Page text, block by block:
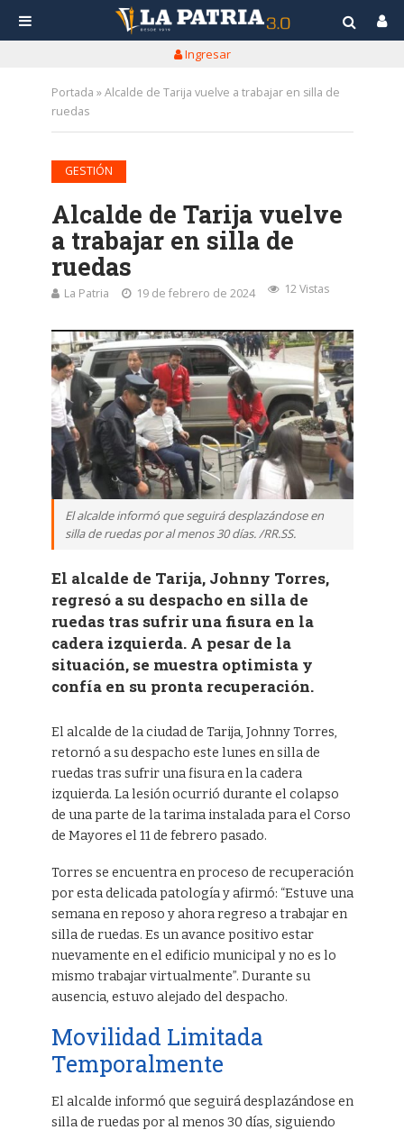
Ingresar
Portada »Alcalde de Tarija vuelve a trabajar en silla de
ruedas
GESTIÓN
Alcalde de Tarija vuelve
a trabajar en silla de
ruedas
La Patria 19 de febrero de 2024 12 Vistas
El alcalde informó que seguirá desplazándose en
silla de ruedas por al menos 30 días. /RR.SS.
El alcalde de Tarija, Johnny Torres,
regresó a su despacho en silla de
ruedas tras sufrir una fisura en la
cadera izquierda. A pesar de la
situación, se muestra optimista y
confía en su pronta recuperación.
El alcalde de la ciudad de Tarija, Johnny Torres,
retornó a su despacho este lunes en silla de
ruedas tras sufrir una fisura en la cadera
izquierda. La lesión ocurrió durante el colapso
de una parte de la tarima instalada para el Corso
de Mayores el 11 de febrero pasado.
Torres se encuentra en proceso de recuperación
por esta delicada patología y afirmó: “Estuve una
semana en reposo y ahora regreso a trabajar en
silla de ruedas. Es un avance positivo estar
nuevamente en el edificio municipal y no es lo
mismo trabajar virtualmente”. Durante su
ausencia, estuvo alejado del despacho.
Movilidad Limitada
Temporalmente
El alcalde informó que seguirá desplazándose en
silla de ruedas por al menos 30 días, siguiendo